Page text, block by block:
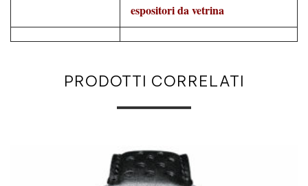
espositori da vetrina
PRODOTTI CORRELATI